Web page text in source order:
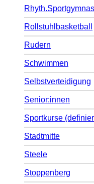
Rollstuhlbasketball
Rudern
Schwimmen
Selbstverteidigung
Senior:innen
Sportkurse
Stadtmitte
Steele
Stoppenberg